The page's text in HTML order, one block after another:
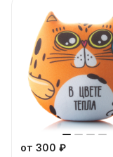
от 300 ₽